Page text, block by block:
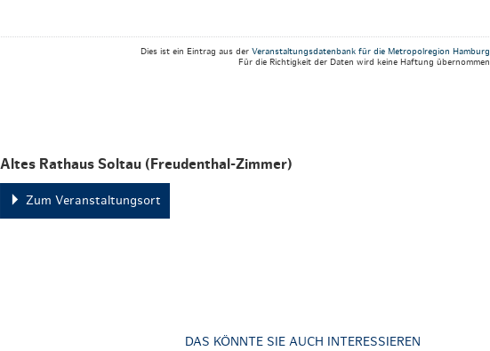
Dies ist ein Eintrag aus der Veranstaltungsdatenbank für die Metropolregion Hamburg
Für die Richtigkeit der Daten wird keine Haftung übernommen.
Altes Rathaus Soltau (Freudenthal-Zimmer)
Zum Veranstaltungsort
DAS KÖNNTE SIE AUCH INTERESSIEREN